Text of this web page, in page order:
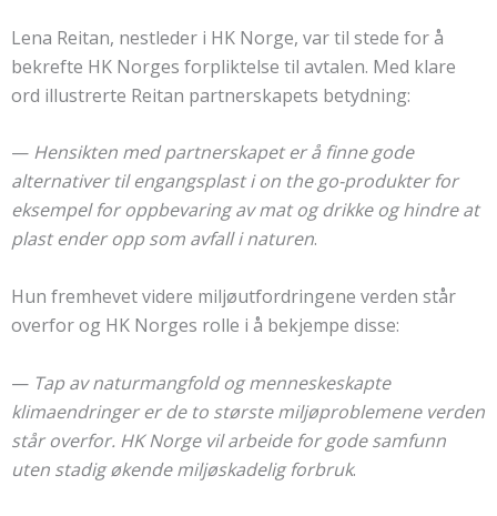
Lena Reitan, nestleder i HK Norge, var til stede for å
bekrefte HK Norges forpliktelse til avtalen. Med klare
ord illustrerte Reitan partnerskapets betydning:
— Hensikten med partnerskapet er å finne gode
alternativer til engangsplast i on the go-produkter for
eksempel for oppbevaring av mat og drikke og hindre at
plast ender opp som avfall i naturen.
Hun fremhevet videre miljøutfordringene verden står
overfor og HK Norges rolle i å bekjempe disse:
— Tap av naturmangfold og menneskeskapte
klimaendringer er de to største miljøproblemene verden
står overfor. HK Norge vil arbeide for gode samfunn
uten stadig økende miljøskadelig forbruk.